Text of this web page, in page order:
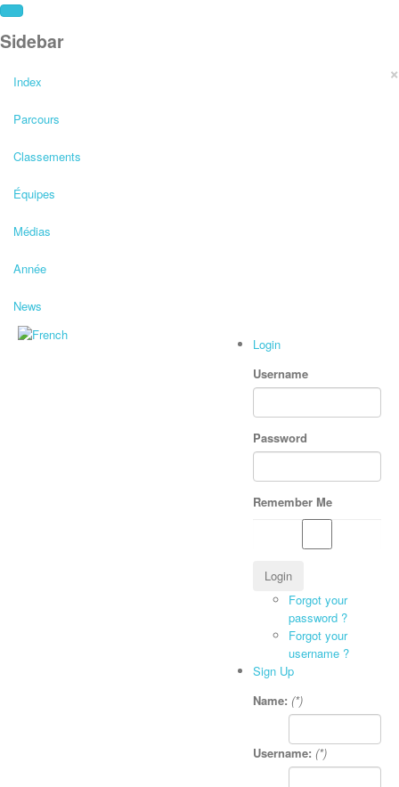
Sidebar
×
Index
Parcours
Classements
Équipes
Médias
Année
News
Login
Username
Password
Remember Me
Forgot your
password ?
Forgot your
username ?
Sign Up
Name: (*)
Username: (*)